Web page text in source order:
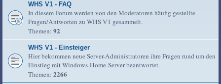
WHS V1 - FAQ
In diesem Forum werden von den Moderatoren häufig gestellte
Fragen/Antworten zu WHS V1 gesammelt.
Themen: 92
WHS V1 - Einsteiger
Hier bekommen neue Server-Administratoren ihre Fragen rund um den
Einstieg mit Windows-Home-Server beantwortet.
Themen: 2266